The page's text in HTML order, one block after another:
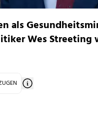
als
Wes Streeting